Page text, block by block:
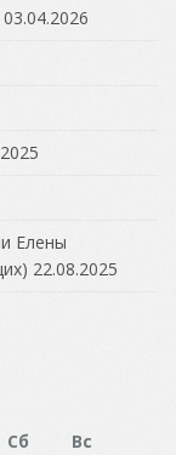
03.04.2026
Елены
22.08.2025
Сб
Вс